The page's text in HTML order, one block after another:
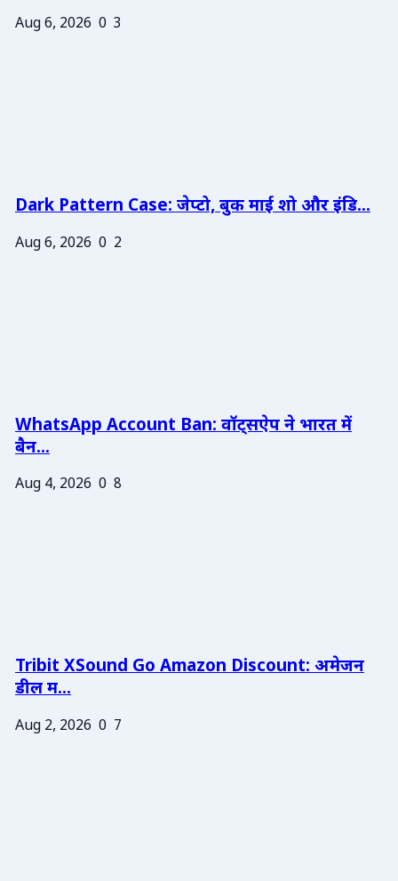
Aug 6, 2026 0 3
Dark Pattern Case: जेप्टो, बुक माई शो और इंडि...
Aug 6, 2026 0 2
WhatsApp Account Ban: वॉट्सऐप ने भारत में
बैन...
Aug 4, 2026 0 8
Tribit XSound Go Amazon Discount: अमेजन
डील म...
Aug 2, 2026 0 7